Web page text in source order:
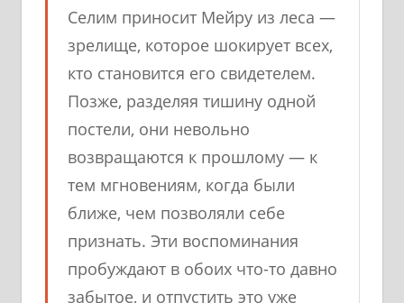
Селим приносит Мейру из леса —
зрелище, которое шокирует всех,
кто становится его свидетелем.
Позже, разделяя тишину одной
постели, они невольно
возвращаются к прошлому — к
тем мгновениям, когда были
ближе, чем позволяли себе
признать. Эти воспоминания
пробуждают в обоих что-то давно
забытое, и отпустить это уже